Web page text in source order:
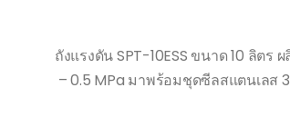
ถังแรงดัน SPT-10ESS ขนาด 10 ลิต
– 0.5 MPa มาพร้อมชุดซีลสแตนเลส